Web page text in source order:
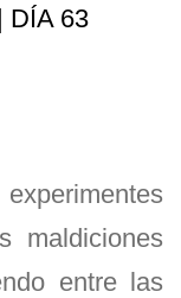
DÍA 63
maldiciones
entre las